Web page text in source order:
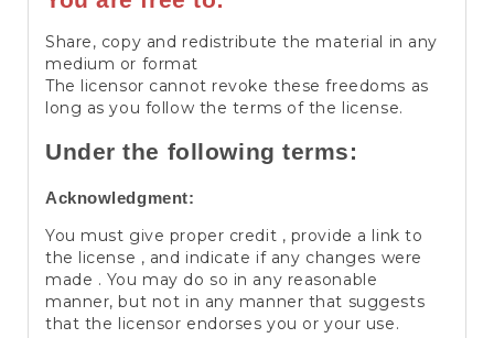
Share, copy and redistribute the material in any
medium or format
The licensor cannot revoke these freedoms as
long as you follow the terms of the license.
Under the following terms:
Acknowledgment:
You must give proper credit , provide a link to
the license , and indicate if any changes were
made . You may do so in any reasonable
manner, but not in any manner that suggests
that the licensor endorses you or your use.